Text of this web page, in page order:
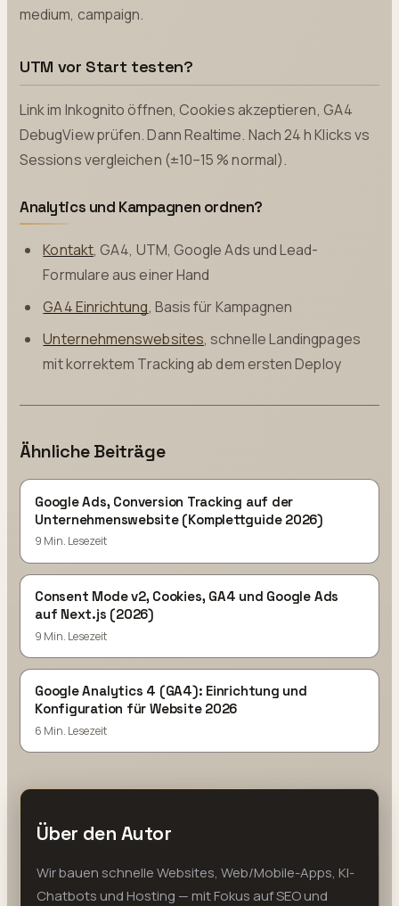
medium, campaign.
UTM vor Start testen?
Link im Inkognito öffnen, Cookies akzeptieren, GA4
DebugView prüfen. Dann Realtime. Nach 24 h Klicks vs
Sessions vergleichen (±10–15 % normal).
Analytics und Kampagnen ordnen?
Kontakt, GA4, UTM, Google Ads und Lead-
Formulare aus einer Hand
GA4 Einrichtung, Basis für Kampagnen
Unternehmenswebsites, schnelle Landingpages
mit korrektem Tracking ab dem ersten Deploy
Ähnliche Beiträge
Google Ads, Conversion Tracking auf der
Unternehmenswebsite (Komplettguide 2026)
9 Min. Lesezeit
Consent Mode v2, Cookies, GA4 und Google Ads
auf Next.js (2026)
9 Min. Lesezeit
Google Analytics 4 (GA4): Einrichtung und
Konfiguration für Website 2026
6 Min. Lesezeit
Über den Autor
Wir bauen schnelle Websites, Web/Mobile-Apps, KI-
Chatbots und Hosting — mit Fokus auf SEO und